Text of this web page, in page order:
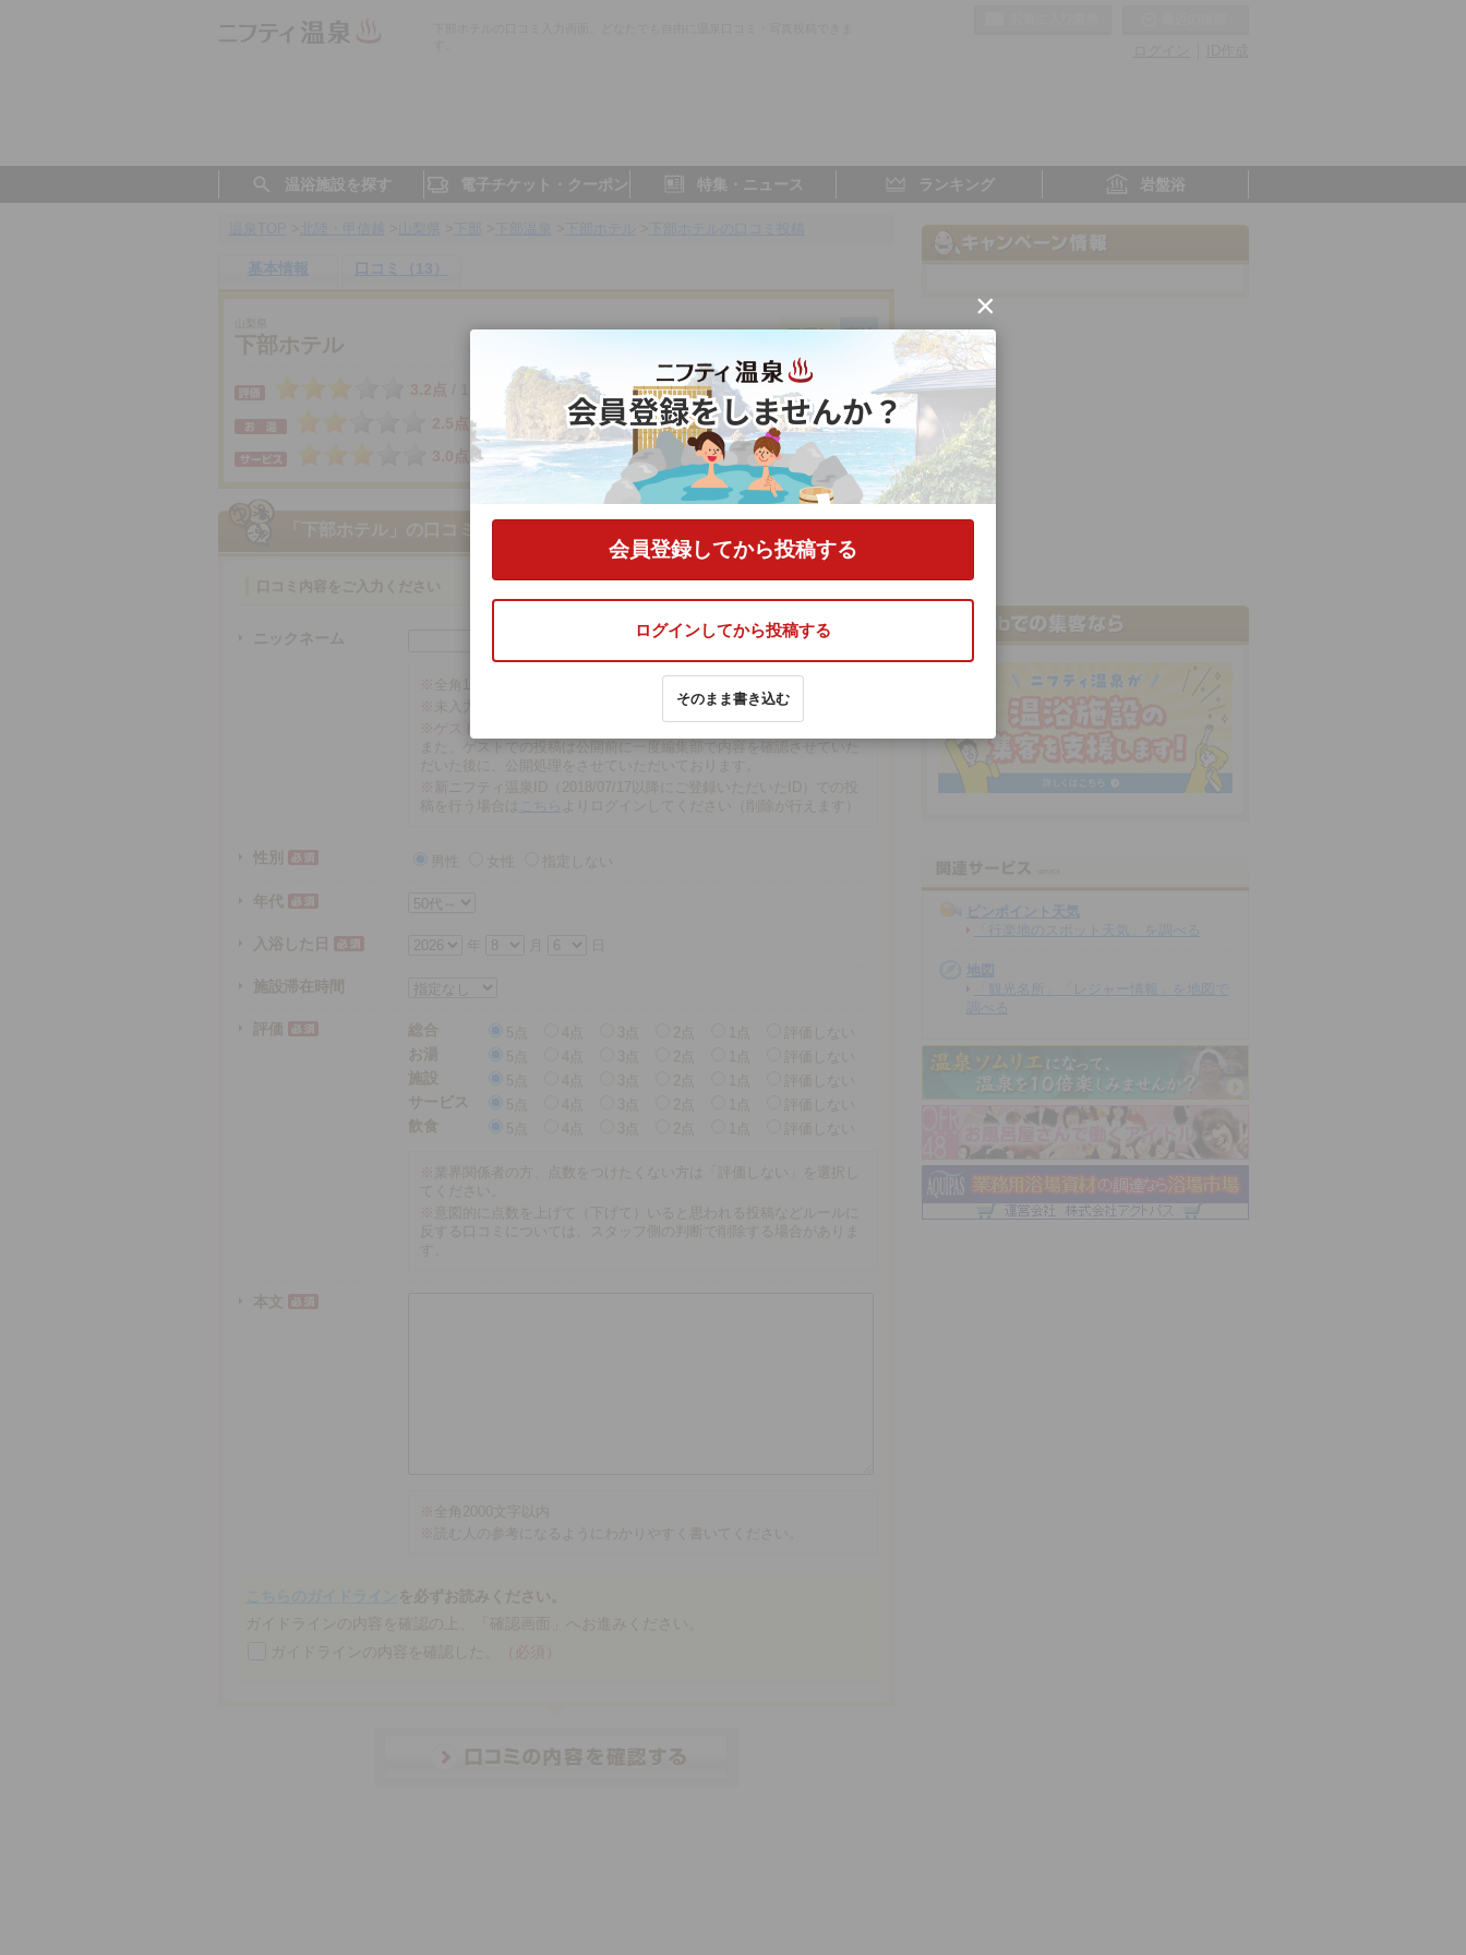
温浴施設を探す 電子チケット・クーポン 特集・ニュース ランキング 岩盤浴
基本情報 口コミ（13）
下部ホテル
3.2点 / 山梨県／下部
2.5点
4.0点
3.0点
- 点
「下部ホテル」 の口コミをする
ニックネーム
※ 全角16文字以内
※
※ゲストでの投稿は、再編集や削除ができませんので注意ください。
また、ゲストでの投稿は公開前に一度編集部で内容を確認させていた
だいた後に、公開処理をさせていただいております。
※ 新ニフティ温泉ID（2018/07/17以降にご登録いただいたID）での投
稿を行う場合は
こちら よりログインしてください（削除が行えます）
性別 男性 女性 指定しない
年代
入浴した日 年
施設滞在時間
評価 総合 5点 3点 2点 1点
評価しない
お湯
5点 3点 2点 1点
評価しない
施設
5点 3点 2点 1点
評価しない
サービス
5点 3点 2点 1点
評価しない
飲食
5点 3点 2点 1点 評価しない
※ 業界関係者の方、点数をつけたくない方は「評価しない」を選択し
てください。
※ 意図的に点数を上げて（下げて）いると思われる投稿などルールに
反する口コミについては、スタッフ側の判断で削除する場合がありま
本文
※ 全角2000文字以内
※ 読む人の参考になるようにわかりやすく書いてください。
（必須）
ピンポイント天気
「行楽地のスポット天気」を調べる
地図
「観光名所」「レジャー情報」を地図で
調べる
×
会員登録してから投稿する
ログインしてから投稿する
そのまま書き込む